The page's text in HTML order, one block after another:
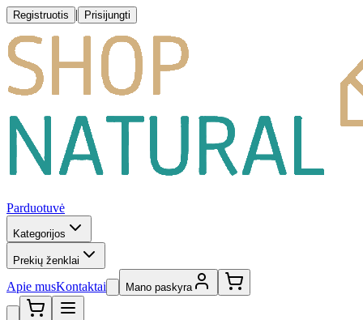
Registruotis | Prisijungti
Parduotuvė
Kategorijos
Prekių ženklai
Apie musKontaktai Mano paskyra